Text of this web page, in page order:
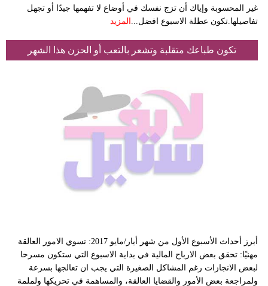
غير المحسوبة وإياك أن تزج نفسك في أوضاع لا تفهمها جيدًا أو تجهل
تفاصيلها.تكون عطلة الاسبوع افضل...
المزيد
تكون طباعك متقلبة وتشعر بالتعب أو الحزن هذا الشهر
أبرز أحداث الأسبوع الأول من شهر أيار/مايو 2017: تسوي الامور العالقة
مهنيًا: تحقق بعض الارباح المالية في بداية الاسبوع التي ستكون مسرحا
لبعض الانجازات رغم المشاكل الصغيرة التي يجب ان تعالجها بسرعة
ولمراجعة بعض الأمور والقضايا العالقة، والمساهمة في تحريكها ولملمة